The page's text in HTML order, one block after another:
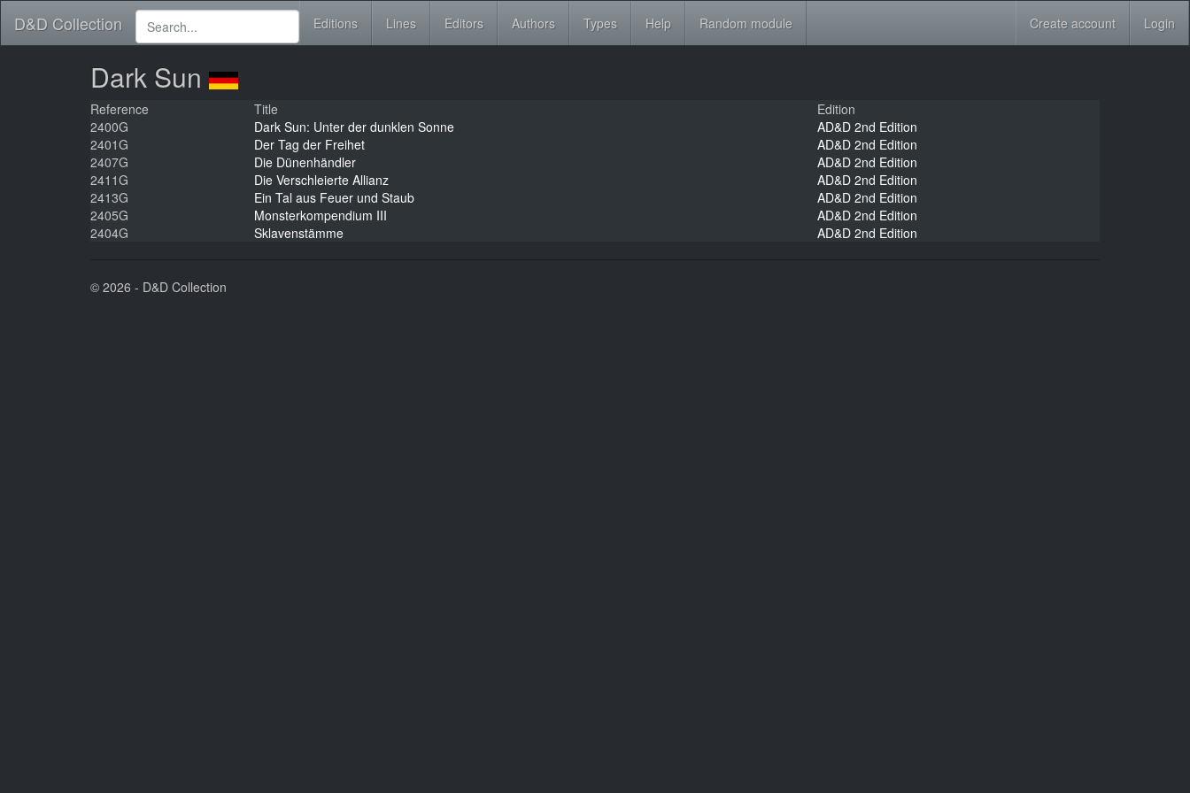
D&D Collection Editions Lines Editors Authors Types Help Random module Create account Login
Dark Sun
Reference Title
Edition
2400G
Dark Sun: Unter der dunklen Sonne
AD&D 2nd Edition
2401G
Der Tag der Freihet
AD&D 2nd Edition
2407G
Die Dünenhändler
AD&D 2nd Edition
2411G
Die Verschleierte Allianz
AD&D 2nd Edition
2413G
Ein Tal aus Feuer und Staub
AD&D 2nd Edition
2405G
Monsterkompendium III
AD&D 2nd Edition
2404G
Sklavenstämme AD&D 2nd Edition
© 2026 - D&D Collection